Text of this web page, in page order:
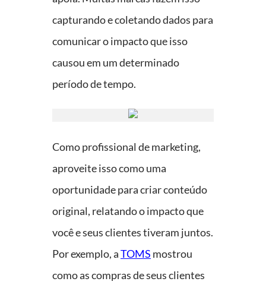
capturando e coletando dados para
comunicar o impacto que isso
causou em um determinado
período de tempo.
Como profissional de marketing,
aproveite isso como uma
oportunidade para criar conteúdo
original, relatando o impacto que
você e seus clientes tiveram juntos.
Por exemplo, aTOMS mostrou
como as compras de seus clientes